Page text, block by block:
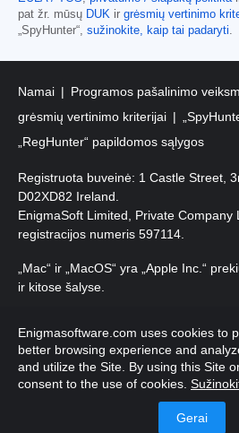
pat žr. mūsų DUK ir grėsmių vertinimo
„SpyHunter“, sužinokite, kaip tai padaryti
Namai Programos pašalinimo
grėsmių vertinimo kriterijai
„RegHunter“ papildomos sąlygos
Registruota buveinė: 1 Castle Street,
D02XD82 Ireland.
EnigmaSoft Limited, Private Company
registracijos numeris 597114.
„Mac“ ir „MacOS“ yra „Apple Inc.“
ir kitose šalyse.
saugomos.
Enigmasoftware.com uses cookies to
better browsing experience and
and utilize the Site. By using this Site
consent to the use of cookies.